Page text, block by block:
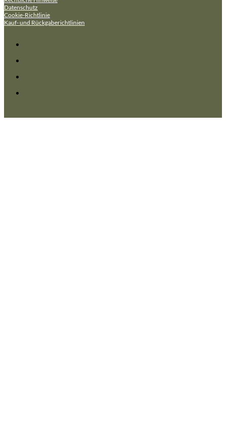
Datenschutz
Cookie-Richtlinie
Kauf- und Rückgaberichtlinien